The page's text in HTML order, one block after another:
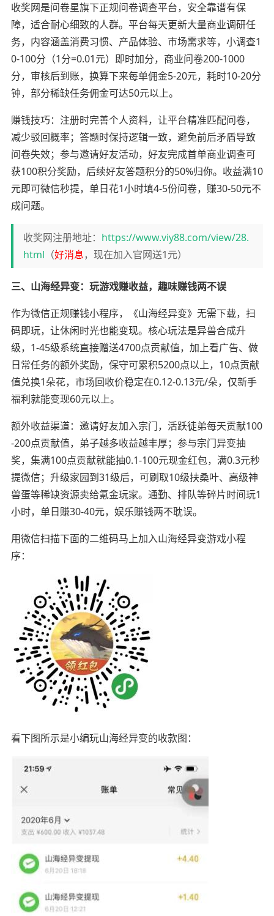
收奖网是问卷星旗下正规问卷调查平台，安全靠谱有保
障，适合耐心细致的人群。平台每天更新大量商业调研任
务，内容涵盖消费习惯、产品体验、市场需求等，小调查1
0-100分（1分=0.01元）即时加分，商业问卷200-1000
分，审核后到账，换算下来每单佣金5-20元，耗时10-20分
钟，部分稀缺任务佣金可达50元以上。
赚钱技巧：注册时完善个人资料，让平台精准匹配问卷，
减少驳回概率；答题时保持逻辑一致，避免前后矛盾导致
问卷失效；参与邀请好友活动，好友完成首单商业调查可
获100积分奖励，后续好友答题积分的50%归你。收益满10
元即可微信秒提，单日花1小时填4-5份问卷，赚30-50元不
成问题。
收奖网注册地址： https://www.viy88.com/view/28.
html （好消息，现在加入官网送1元）
三、山海经异变：玩游戏赚收益，趣味赚钱两不误
作为微信正规赚钱小程序，《山海经异变》无需下载，扫
码即玩，让休闲时光也能变现。核心玩法是异兽合成升
级，1-45级系统直接赠送4700点贡献值，加上看广告、做
日常任务的额外奖励，保守可累积5200点以上，10点贡献
值兑换1朵花，市场回收价稳定在0.12-0.13元/朵，仅新手
福利就能变现60元以上。
额外收益渠道：邀请好友加入宗门，活跃徒弟每天贡献100
-200点贡献值，弟子越多收益越丰厚；参与宗门异变抽
奖，集满100点贡献就能抽0.1-100元现金红包，满0.3元秒
提微信；升级家园到31级后，可刷取10级扶桑叶、高级神
兽蛋等稀缺资源卖给氪金玩家。通勤、排队等碎片时间玩1
小时，单日赚30-40元，娱乐赚钱两不耽误。
用微信扫描下面的二维码马上加入山海经异变游戏小程
序：
看下图所示是小编玩山海经异变的收款图：